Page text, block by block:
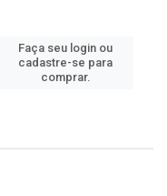
Faça seu login ou
cadastre-se para
comprar.